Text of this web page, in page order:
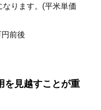
ります。(平米単価
前後
を見越すことが重